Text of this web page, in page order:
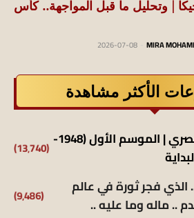
| وتحليل ما قبل المواجهة.. كأس
MIRA
2026-07-08
الأكثر مشاهدة
الدوري العام المصري | الموسم الأول (1948-(13٬740)
فجر ثورة في عالم
.. ماله وما عليه ..
(9٬486)